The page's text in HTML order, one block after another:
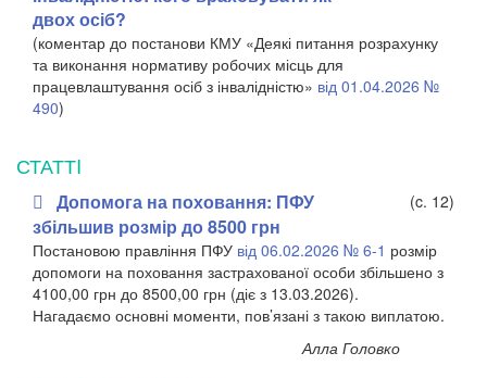
двох осіб?
(коментар до постанови КМУ «Деякі питання розрахунку
та виконання нормативу робочих місць для
працевлаштування осіб з інвалідністю» від 01.04.2026 №
490)
СТАТТI
Допомога на поховання: ПФУ
збільшив розмір до 8500 грн
(c. 12)
Постановою правління ПФУ від 06.02.2026 № 6-1 розмір
допомоги на поховання застрахованої особи збільшено з
4100,00 грн до 8500,00 грн (діє з 13.03.2026).
Нагадаємо основні моменти, пов’язані з такою виплатою.
Алла Головко